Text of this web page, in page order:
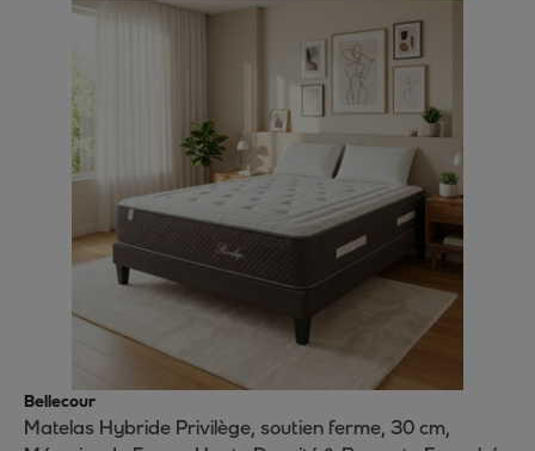
Bellecour
Matelas Hybride Privilège, soutien ferme, 30 cm,